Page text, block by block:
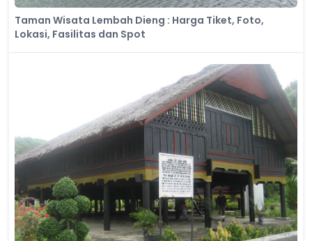
Taman Wisata Lembah Dieng : Harga Tiket, Foto,
Lokasi, Fasilitas dan Spot